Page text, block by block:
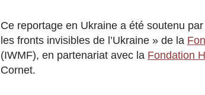
Ce reportage en Ukraine a été soutenu
les fronts invisibles de l’Ukraine » de la
(IWMF), en partenariat avec la Fondation
Cornet.